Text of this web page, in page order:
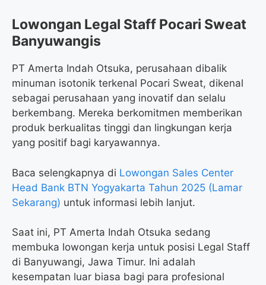
Lowongan Legal Staff Pocari Sweat
Banyuwangis
PT Amerta Indah Otsuka, perusahaan dibalik
minuman isotonik terkenal Pocari Sweat, dikenal
sebagai perusahaan yang inovatif dan selalu
berkembang. Mereka berkomitmen memberikan
produk berkualitas tinggi dan lingkungan kerja
yang positif bagi karyawannya.
Baca selengkapnya di Lowongan Sales Center
Head Bank BTN Yogyakarta Tahun 2025 (Lamar
Sekarang) untuk informasi lebih lanjut.
Saat ini, PT Amerta Indah Otsuka sedang
membuka lowongan kerja untuk posisi Legal Staff
di Banyuwangi, Jawa Timur. Ini adalah
kesempatan luar biasa bagi para profesional